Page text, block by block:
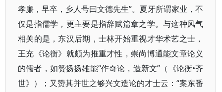
孝廉，早卒，乡人号曰文德先生”。夏牙所谓家业，不
仅是指儒学，更主要是指辞赋篇章之学。与这种风气
相关的是，东汉后期，士林开始重视才华术艺之士，
王充《论衡》就颇为推重才性，崇尚博通能文章论义
的儒者，如赞扬扬雄能“作奇论，造新文”（《论衡•齐
世》）；又赞其并世之够兴文造论的才士云：“案东番